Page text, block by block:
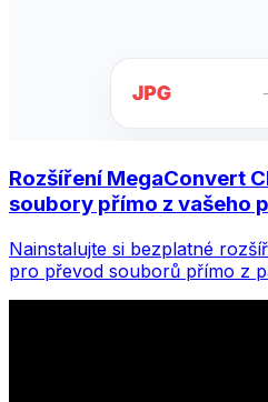
Rozšíření MegaConvert
soubory přímo z vašeho
Nainstalujte si bezplatné
pro převod souborů přímo z